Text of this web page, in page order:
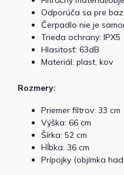
Odporúča sa pre
Čerpadlo nie je
Trieda ochrany: IPX5
Hlasitosť: 63dB
Materiál: plast, kov
Rozmery:
Priemer filtrov: 33 cm
Výška: 66 cm
Šírka: 52 cm
Hĺbka: 36 cm
Prípojky (objímka